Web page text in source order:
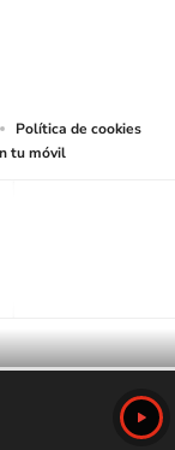
Política de cookies
tu móvil